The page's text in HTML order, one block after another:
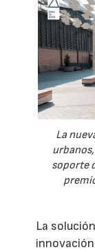
La
soporte
La